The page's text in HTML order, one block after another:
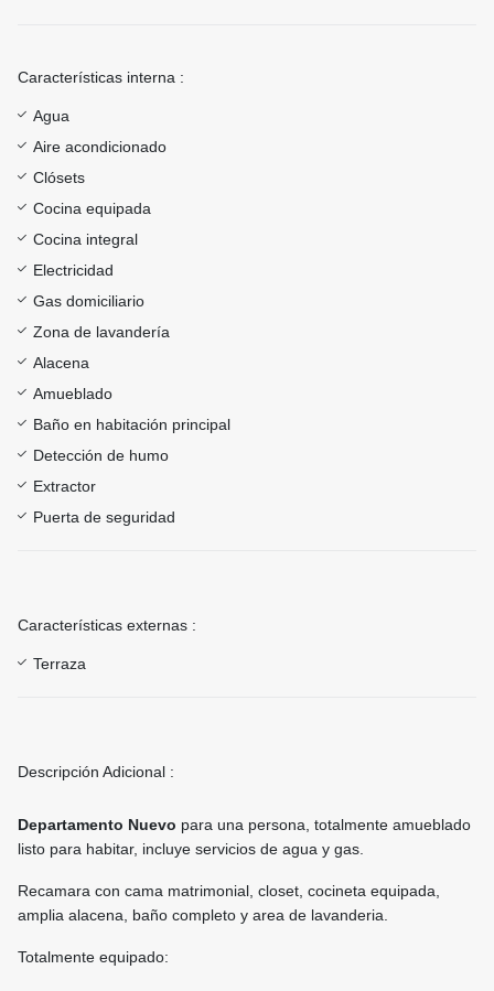
Características interna :
Agua
Aire acondicionado
Clósets
Cocina equipada
Cocina integral
Electricidad
Gas domiciliario
Zona de lavandería
Alacena
Amueblado
Baño en habitación principal
Detección de humo
Extractor
Puerta de seguridad
Características externas :
Terraza
Descripción Adicional :
Departamento Nuevo para una persona, totalmente amueblado
listo para habitar, incluye servicios de agua y gas.
Recamara con cama matrimonial, closet, cocineta equipada,
amplia alacena, baño completo y area de lavanderia.
Totalmente equipado: